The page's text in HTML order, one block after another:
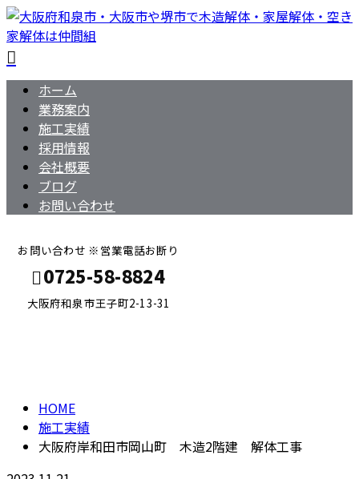
ホーム
業務案内
施工実績
採用情報
会社概要
ブログ
お問い合わせ
お問い合わせ ※営業電話お断り
0725-58-8824
大阪府和泉市王子町2-13-31
HOME
施工実績
大阪府岸和田市岡山町 木造2階建 解体工事